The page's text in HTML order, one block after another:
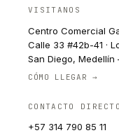
VISITANOS
Centro Comercial
Calle 33 #42b-41 ·
San Diego,
CÓMO LLEGAR →
CONTACTO DIRECTO
+57 314 790 85 11